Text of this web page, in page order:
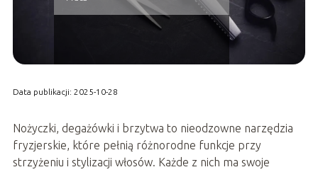
Data publikacji: 2025-10-28
Nożyczki, degażówki i brzytwa to nieodzowne narzędzia
fryzjerskie, które pełnią różnorodne funkcje przy
strzyżeniu i stylizacji włosów. Każde z nich ma swoje